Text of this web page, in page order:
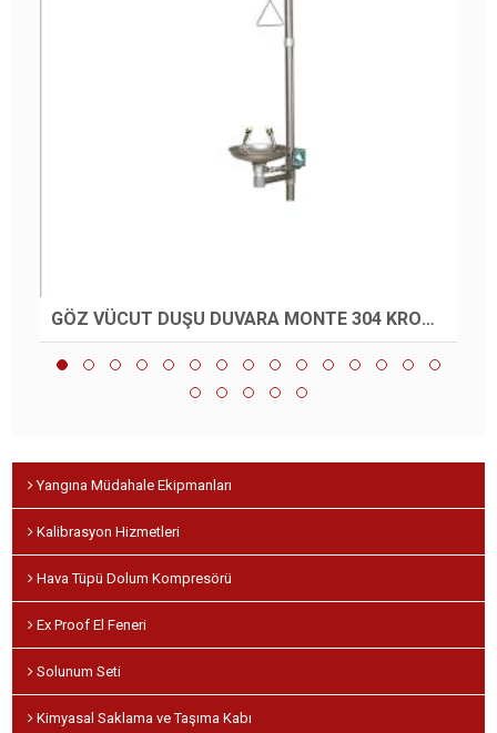
GÖZ VÜCUT DUŞU DUVARA MONTE 304 KROM PASLANMAZ ÇELİK BOYALI EL KUMANDALI
Yangına Müdahale Ekipmanları
Kalibrasyon Hizmetleri
Hava Tüpü Dolum Kompresörü
Ex Proof El Feneri
Solunum Seti
Kimyasal Saklama ve Taşıma Kabı